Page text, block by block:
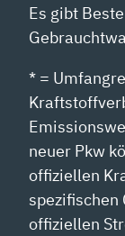
Es gibt
* =
neuer Pkw
offiziellen
spezifischen
offiziellen